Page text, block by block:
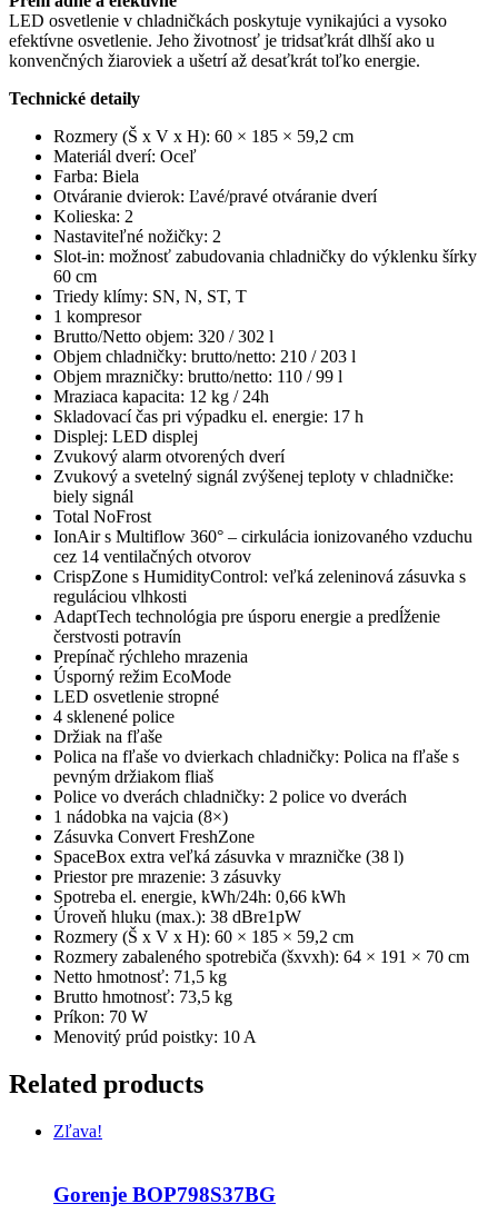
LED osvetlenie v chladničkách poskytuje vynikajúci a vysoko
efektívne osvetlenie. Jeho životnosť je tridsaťkrát dlhší ako u
konvenčných žiaroviek a ušetrí až desaťkrát toľko energie.
Technické detaily
Rozmery (Š x V x H): 60 × 185 × 59,2 cm
Materiál dverí: Oceľ
Farba: Biela
Otváranie dvierok: Ľavé/pravé otváranie dverí
Kolieska: 2
Nastaviteľné nožičky: 2
Slot-in: možnosť zabudovania chladničky do výklenku šírky
60 cm
Triedy klímy: SN, N, ST, T
1 kompresor
Brutto/Netto objem: 320 / 302 l
Objem chladničky: brutto/netto: 210 / 203 l
Objem mrazničky: brutto/netto: 110 / 99 l
Mraziaca kapacita: 12 kg / 24h
Skladovací čas pri výpadku el. energie: 17 h
Displej: LED displej
Zvukový alarm otvorených dverí
Zvukový a svetelný signál zvýšenej teploty v chladničke:
biely signál
Total NoFrost
IonAir s Multiflow 360° – cirkulácia ionizovaného vzduchu
cez 14 ventilačných otvorov
CrispZone s HumidityControl: veľká zeleninová zásuvka s
reguláciou vlhkosti
AdaptTech technológia pre úsporu energie a predĺženie
čerstvosti potravín
Prepínač rýchleho mrazenia
Úsporný režim EcoMode
LED osvetlenie stropné
4 sklenené police
Držiak na fľaše
Polica na fľaše vo dvierkach chladničky: Polica na fľaše s
pevným držiakom fliaš
Police vo dverách chladničky: 2 police vo dverách
1 nádobka na vajcia (8×)
Zásuvka Convert FreshZone
SpaceBox extra veľká zásuvka v mrazničke (38 l)
Priestor pre mrazenie: 3 zásuvky
Spotreba el. energie, kWh/24h: 0,66 kWh
Úroveň hluku (max.): 38 dBre1pW
Rozmery (Š x V x H): 60 × 185 × 59,2 cm
Rozmery zabaleného spotrebiča (šxvxh): 64 × 191 × 70 cm
Netto hmotnosť: 71,5 kg
Brutto hmotnosť: 73,5 kg
Príkon: 70 W
Menovitý prúd poistky: 10 A
Related products
Zľava!
Gorenje BOP798S37BG